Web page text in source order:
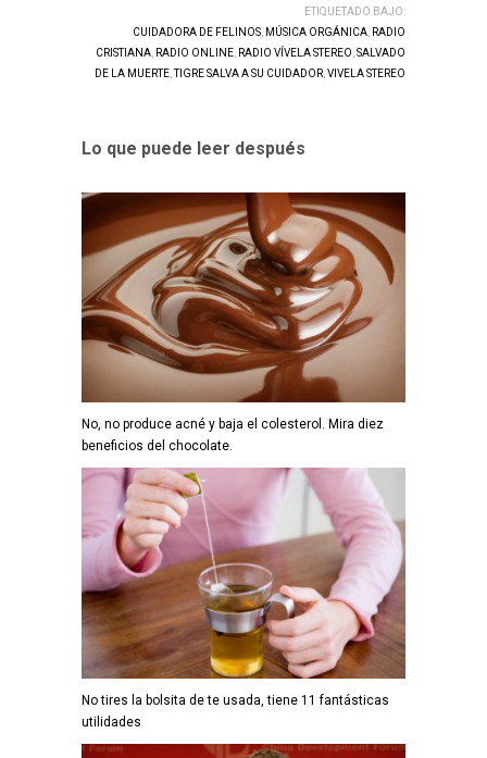
ETIQUETADO BAJO:
CUIDADORA DE FELINOS MÚSICA ORGÁNICA RADIO
CRISTIANA RADIO ONLINE RADIO VÍVELA STEREO SALVADO
DE LA MUERTE ,TIGRE SALVA A SU CUIDADOR VIVELA STEREO
Lo que puede leer después
No, no produce acné y baja el colesterol. Mira diez
beneficios del chocolate.
No tires la bolsita de te usada, tiene 11 fantásticas
utilidades